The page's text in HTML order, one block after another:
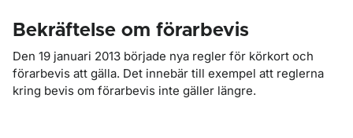
Bekräftelse om förarbevis
Den 19 januari 2013 började nya regler för körkort och
förarbevis att gälla. Det innebär till exempel att reglerna
kring bevis om förarbevis inte gäller längre.